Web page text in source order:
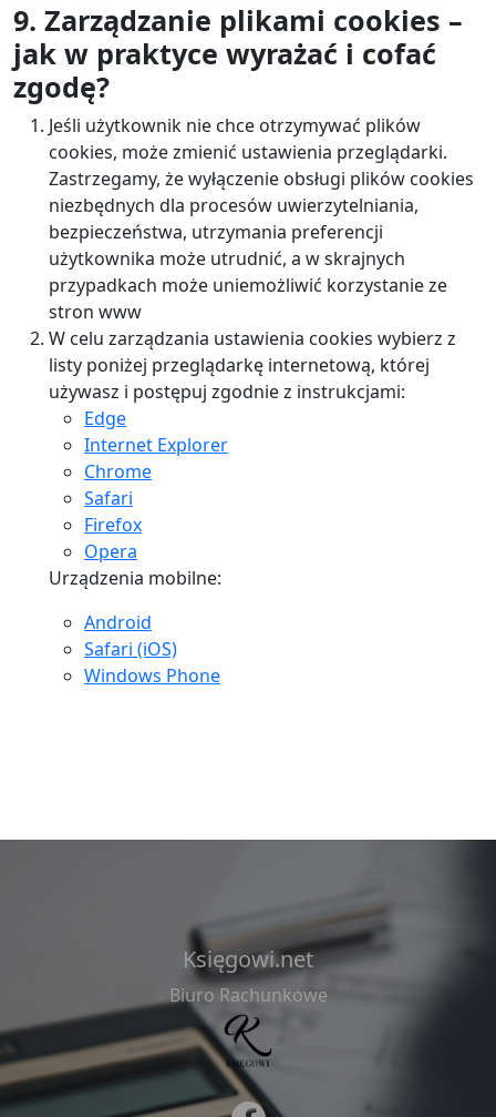
9. Zarządzanie plikami cookies –
jak w praktyce wyrażać i cofać
zgodę?
Jeśli użytkownik nie chce otrzymywać plików
cookies, może zmienić ustawienia przeglądarki.
Zastrzegamy, że wyłączenie obsługi plików cookies
niezbędnych dla procesów uwierzytelniania,
bezpieczeństwa, utrzymania preferencji
użytkownika może utrudnić, a w skrajnych
przypadkach może uniemożliwić korzystanie ze
stron www
W celu zarządzania ustawienia cookies wybierz z
listy poniżej przeglądarkę internetową, której
używasz i postępuj zgodnie z instrukcjami:
Edge
Internet Explorer
Chrome
Safari
Firefox
Opera
Urządzenia mobilne:
Android
Safari (iOS)
Windows Phone
Księgowi.net
Biuro Rachunkowe